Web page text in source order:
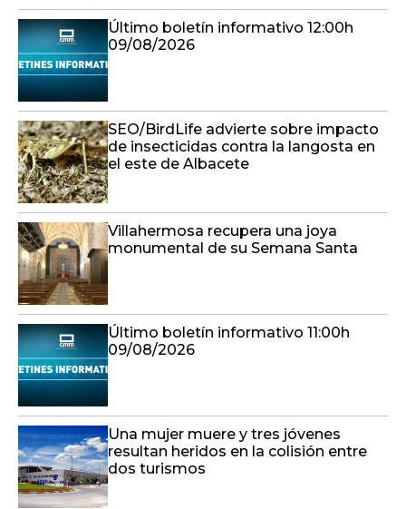
Último boletín informativo 12:00h
09/08/2026
SEO/BirdLife advierte sobre impacto
de insecticidas contra la langosta en
el este de Albacete
Villahermosa recupera una joya
monumental de su Semana Santa
Último boletín informativo 11:00h
09/08/2026
Una mujer muere y tres jóvenes
resultan heridos en la colisión entre
dos turismos